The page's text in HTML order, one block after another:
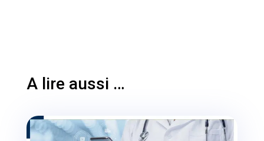
A lire aussi …